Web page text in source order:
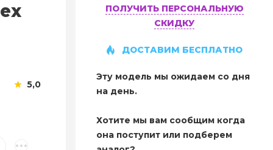
5,0
ПОЛУЧИТЬ ПЕРСОНАЛЬНУЮ
СКИДКУ
ДОСТАВИМ БЕСПЛАТНО
Эту модель мы ожидаем со дня
на день.
Хотите мы вам сообщим когда
она поступит или подберем